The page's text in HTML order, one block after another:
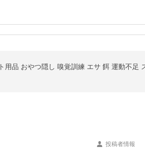
品 おやつ隠し 嗅覚訓練 エサ 餌 運動不足
投稿者情報